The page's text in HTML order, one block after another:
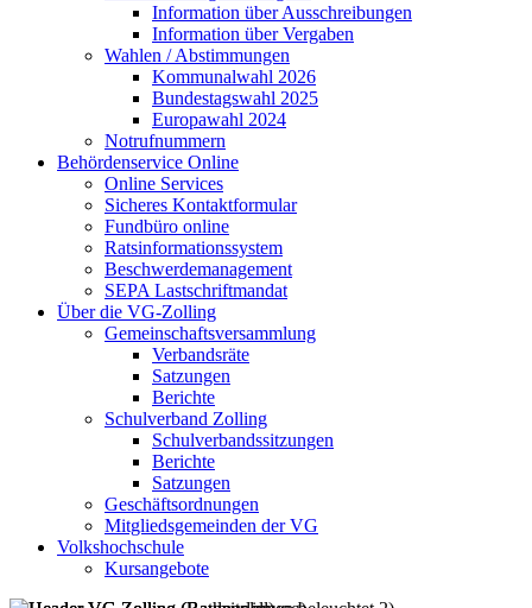
Information über Ausschreibungen
Information über Vergaben
Wahlen / Abstimmungen
Kommunalwahl 2026
Bundestagswahl 2025
Europawahl 2024
Notrufnummern
Behördenservice Online
Online Services
Sicheres Kontaktformular
Fundbüro online
Ratsinformationssystem
Beschwerdemanagement
SEPA Lastschriftmandat
Über die VG-Zolling
Gemeinschaftsversammlung
Verbandsräte
Satzungen
Berichte
Schulverband Zolling
Schulverbandssitzungen
Berichte
Satzungen
Geschäftsordnungen
Mitgliedsgemeinden der VG
Volkshochschule
Kursangebote